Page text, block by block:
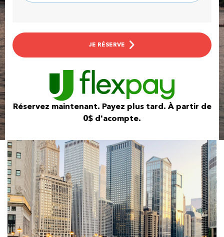
JE RÉSERVE
Réservez maintenant. Payez plus tard. À partir de
0$ d'acompte.